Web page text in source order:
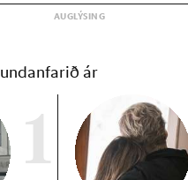
undanfarið ár
1